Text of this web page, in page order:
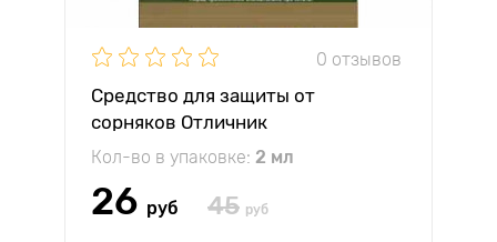
0 отзывов
Средство для защиты от
сорняков Отличник
Кол-во в упаковке: 2 мл
26 руб 45 руб